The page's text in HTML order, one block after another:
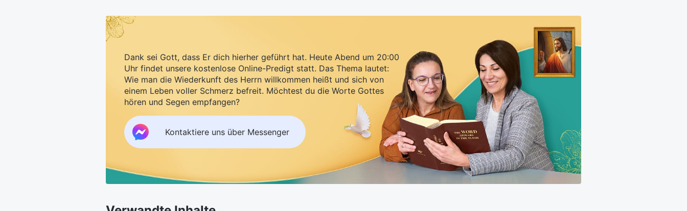
Dank sei Gott, dass Er dich hierher geführt hat. Heute Abend um 20:00
Uhr findet unsere kostenlose Online-Predigt statt. Das Thema lautet:
Wie man die Wiederkunft des Herrn willkommen heißt und sich von
einem Leben voller Schmerz befreit. Möchtest du die Worte Gottes
hören und Segen empfangen?
Kontaktiere uns über Messenger